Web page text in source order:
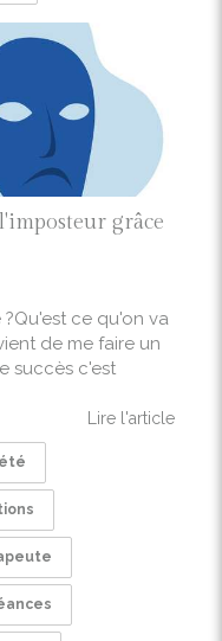
grâce
ce qu'on va
de me faire un
succès c'est
Lire l'article